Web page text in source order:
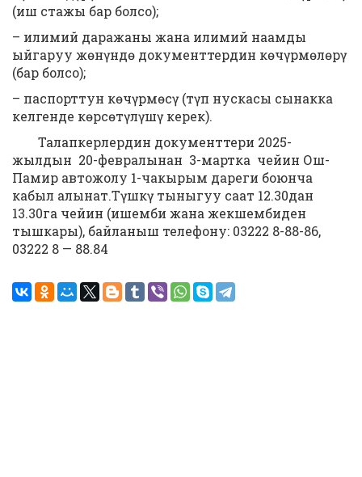
(иш стажы бар болсо);
– илимий даражаны жана илимий наамды
ыйгаруу жөнүндө документтердин көчүрмөлөрү
(бар болсо);
– паспорттун көчүрмөсү (түп нускасы сынакка
келгенде көрсөтүлүшү керек).
Талапкерлердин документтери 2025-
жылдын 20-февралынан 3-мартка чейин Ош-
Памир автожолу 1-чакырым дареги боюнча
кабыл алынат.Түшкү тыныгуу саат 12.30дан
13.30га чейин (ишемби жана жекшембиден
тышкары), байланыш телефону: 03222 8-88-86,
03222 8 — 88.84